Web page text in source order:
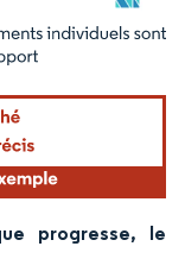
une attribution sous CC BY
progresse, le